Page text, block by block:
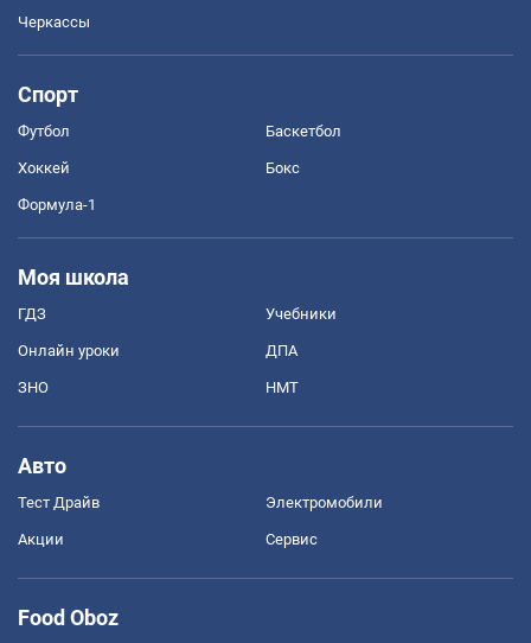
Черкассы
Спорт
Футбол Баскетбол
Хоккей Бокс
Формула-1
Моя школа
ГДЗ Учебники
Онлайн уроки ДПА
ЗНО НМТ
Авто
Тест Драйв Электромобили
Акции Сервис
Food Oboz